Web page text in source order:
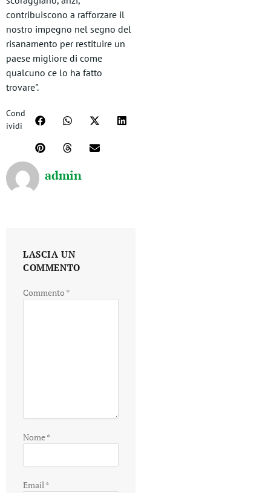
contribuiscono a rafforzare il
nostro impegno nel segno del
risanamento per restituire un
paese migliore di come
qualcuno ce lo ha fatto
trovare".
Cond
ividi
admin
LASCIA UN
COMMENTO
Commento *
Nome*
Email*